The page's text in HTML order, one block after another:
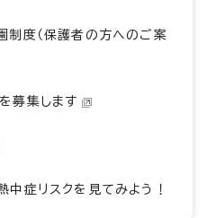
制度（保護者の方へのご案
募集します
中症リスクを見てみよう！